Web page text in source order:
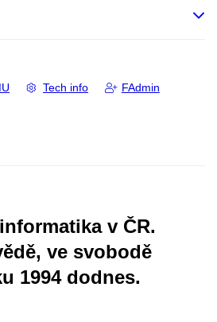
Tech info FAdmin
v ČR.
ve svobodě
1994 dodnes.